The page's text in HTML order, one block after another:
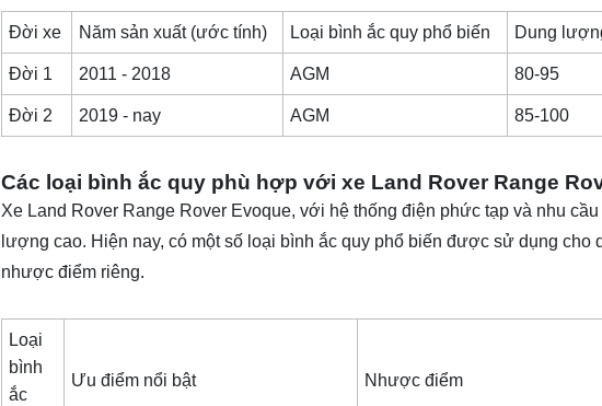
Đời xe Năm sản xuất (ước tính) Loại bình ắc quy phổ biến Dung
Đời 1 2011 - 2018 AGM 80-95
Đời 2 2019 - nay AGM 85-100
Các loại bình ắc quy phù hợp với xe Land Rover Range
Xe Land Rover Range Rover Evoque, với hệ thống điện phức tạp và nhu
lượng cao. Hiện nay, có một số loại bình ắc quy phổ biến được sử dụng cho
nhược điểm riêng.
Loại
bình
ắc
Ưu điểm nổi bật Nhược điểm